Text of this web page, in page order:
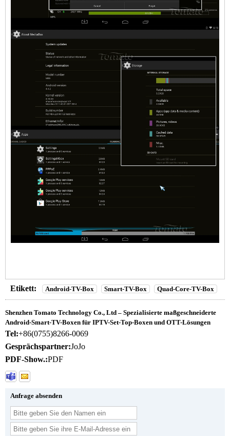
Etikett: Android-TV-Box Smart-TV-Box Quad-Core-TV-Box
Shenzhen Tomato Technology Co., Ltd – Spezialisierte maßgeschneiderte
Android-Smart-TV-Boxen für IPTV-Set-Top-Boxen und OTT-Lösungen
Tel:+86(0755)8266-0069
Gesprächspartner:JoJo
PDF-Show.:PDF
Anfrage absenden